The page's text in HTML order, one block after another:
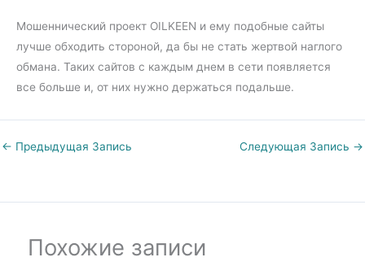
Мошеннический проект OILKEEN и ему подобные сайты
лучше обходить стороной, да бы не стать жертвой наглого
обмана. Таких сайтов с каждым днем в сети появляется
все больше и, от них нужно держаться подальше.
← Предыдущая Запись Следующая Запись →
Похожие записи